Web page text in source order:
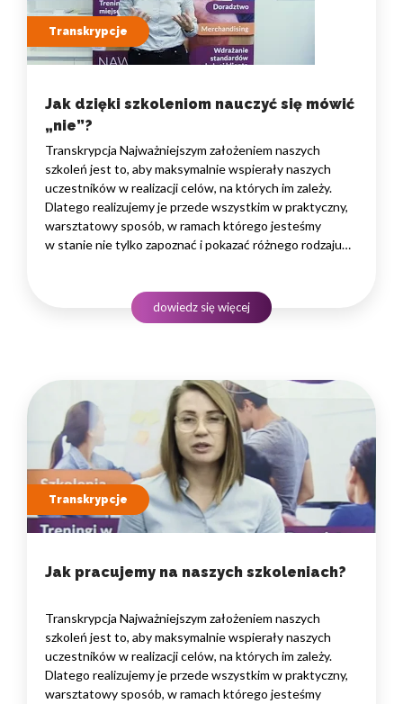
Transkrypcje
Jak dzięki szkoleniom nauczyć się mówić
„nie”?
Transkrypcja Najważniejszym założeniem naszych
szkoleń jest to, aby maksymalnie wspierały naszych
uczestników w realizacji celów, na których im zależy.
Dlatego realizujemy je przede wszystkim w praktyczny,
warsztatowy sposób, w ramach którego jesteśmy
w stanie nie tylko zapoznać i pokazać różnego rodzaju
do praktycznego treningu, podczas którego możemy
dowiedz się więcej
Transkrypcje
Jak pracujemy na naszych szkoleniach?
Transkrypcja Najważniejszym założeniem naszych
szkoleń jest to, aby maksymalnie wspierały naszych
uczestników w realizacji celów, na których im zależy.
Dlatego realizujemy je przede wszystkim w praktyczny,
warsztatowy sposób, w ramach którego jesteśmy